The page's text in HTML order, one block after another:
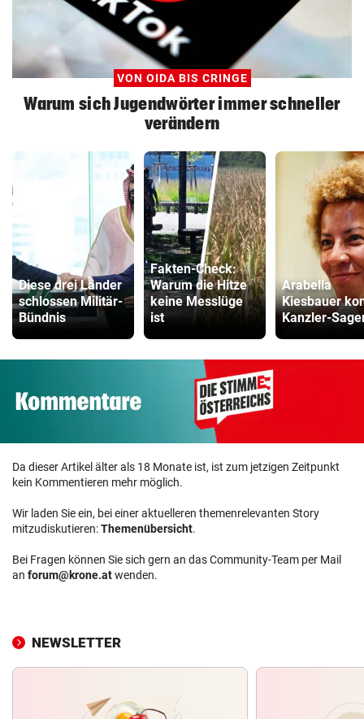
VON OIDA BIS CRINGE
Warum sich Jugendwörter immer schneller
verändern
Diese drei Länder
schlossen Militär-
Bündnis
Fakten-Check:
Warum die Hitze
keine Messlüge
ist
Arabella
Kiesbauer
Kanzler-
Da dieser Artikel älter als 18 Monate ist, ist zum jetzigen Zeitpunkt
kein Kommentieren mehr möglich.
Wir laden Sie ein, bei einer aktuelleren themenrelevanten Story
mitzudiskutieren:Themenübersicht.
Bei Fragen können Sie sich gern an das Community-Team per Mail
an forum@krone.atwenden.
NEWSLETTER